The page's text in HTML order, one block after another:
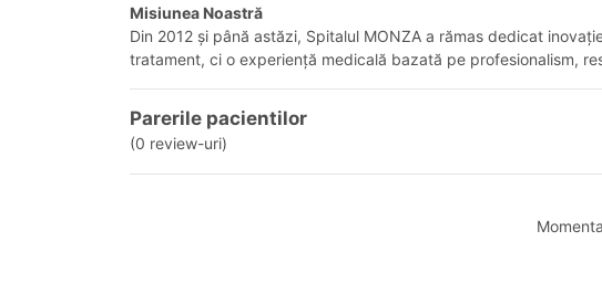
Misiunea Noastră
Din 2012 și până astăzi, Spitalul MONZA a rămas dedicat
tratament, ci o experiență medicală bazată pe profesionalism,
Parerile pacientilor
(0 review-uri)